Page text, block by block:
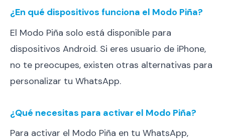
¿En qué dispositivos funciona el Modo Piña?
El Modo Piña solo está disponible para
dispositivos Android. Si eres usuario de iPhone,
no te preocupes, existen otras alternativas para
personalizar tu WhatsApp.
¿Qué necesitas para activar el Modo Piña?
Para activar el Modo Piña en tu WhatsApp,